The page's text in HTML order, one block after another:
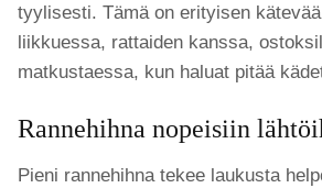
tyylisesti. Tämä on erityisen
liikkuessa, rattaiden kanssa,
matkustaessa, kun haluat pitää
Rannehihna nopeisiin
Pieni rannehihna tekee laukusta